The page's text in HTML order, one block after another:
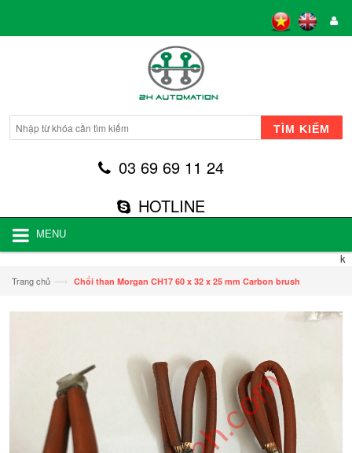
TÌM KIẾM
03 69 69 11 24
HOTLINE
MENU
k
Trang chủ —› Chổi than Morgan CH17 60 x 32 x 25 mm Carbon brush